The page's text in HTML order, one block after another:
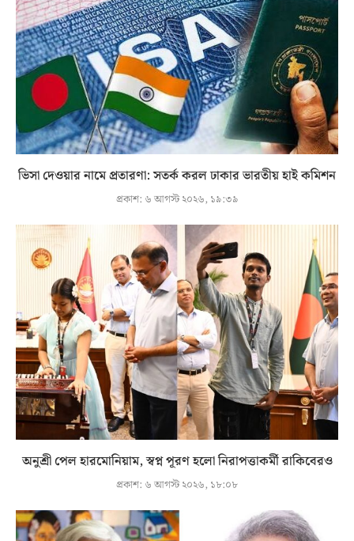
ভিসা দেওয়ার নামে প্রতারণা: সতর্ক করল ঢাকার ভারতীয় হাই কমিশন
প্রকাশ: ৬ আগস্ট ২০২৬, ১৯:৩৯
অনুশ্রী পেল হারমোনিয়াম, স্বপ্ন পূরণ হলো নিরাপত্তাকর্মী রাকিবেরও
প্রকাশ: ৬ আগস্ট ২০২৬, ১৮:০৮